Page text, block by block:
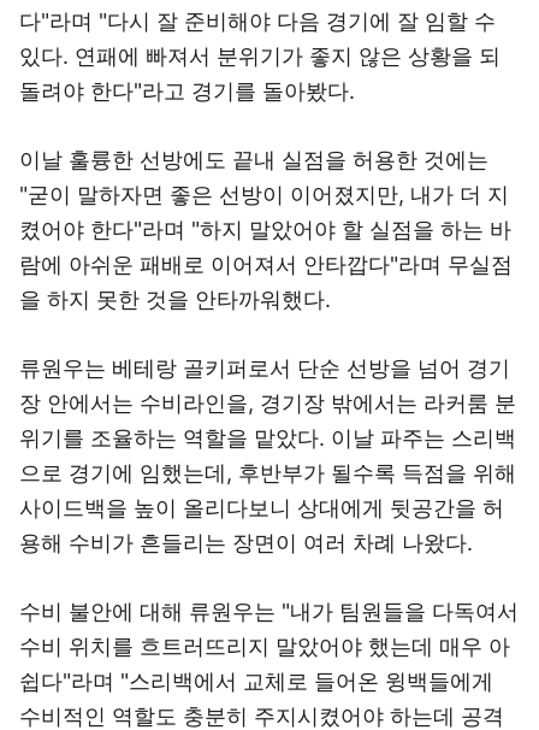
다"라며 "다시 잘 준비해야 다음 경기에 잘 임할 수
있다. 연패에 빠져서 분위기가 좋지 않은 상황을 되
돌려야 한다"라고 경기를 돌아봤다.
이날 훌륭한 선방에도 끝내 실점을 허용한 것에는
"굳이 말하자면 좋은 선방이 이어졌지만, 내가 더 지
켰어야 한다"라며 "하지 말았어야 할 실점을 하는 바
람에 아쉬운 패배로 이어져서 안타깝다"라며 무실점
을 하지 못한 것을 안타까워했다.
류원우는 베테랑 골키퍼로서 단순 선방을 넘어 경기
장 안에서는 수비라인을, 경기장 밖에서는 라커룸 분
위기를 조율하는 역할을 맡았다. 이날 파주는 스리백
으로 경기에 임했는데, 후반부가 될수록 득점을 위해
사이드백을 높이 올리다보니 상대에게 뒷공간을 허
용해 수비가 흔들리는 장면이 여러 차례 나왔다.
수비 불안에 대해 류원우는 "내가 팀원들을 다독여서
수비 위치를 흐트러뜨리지 말았어야 했는데 매우 아
쉽다"라며 "스리백에서 교체로 들어온 윙백들에게
수비적인 역할도 충분히 주지시켰어야 하는데 공격